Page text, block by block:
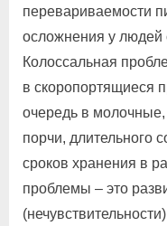
перевариваемости
осложнения у
Колоссальная
в скоропортящиеся
очередь в
порчи, длительного
сроков хранения в
проблемы – это